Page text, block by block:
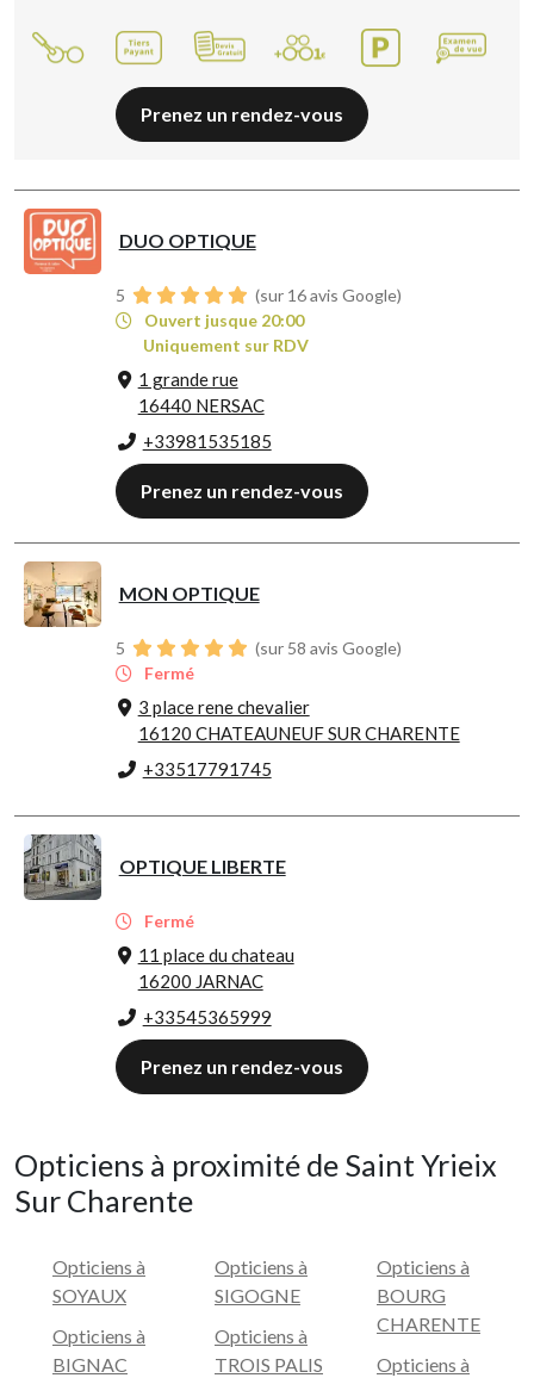
Prenez un rendez-vous
DUO OPTIQUE
5
(sur 16 avis Google)
Ouvert jusque 20:00
Uniquement sur RDV
1 grande rue
16440 NERSAC
+33981535185
Prenez un rendez-vous
MON OPTIQUE
5
(sur 58 avis Google)
Fermé
3 place rene chevalier
16120 CHATEAUNEUF SUR CHARENTE
+33517791745
OPTIQUE LIBERTE
Fermé
11 place du chateau
16200 JARNAC
+33545365999
Prenez un rendez-vous
Opticiens à proximité de Saint Yrieix
Sur Charente
Opticiens à
SOYAUX
Opticiens à
BIGNAC
Opticiens à
SIGOGNE
Opticiens à
TROIS PALIS
Opticiens à
BOURG
CHARENTE
Opticiens à